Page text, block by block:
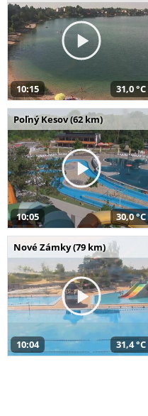
10:15 31,0 °C
Poľný Kesov (62 km)
10:05 30,0 °C
Nové Zámky (79 km)
10:04 31,4 °C